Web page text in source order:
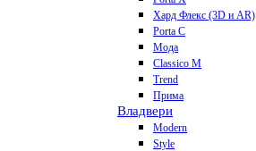
Хард Флекс (3D и AR)
Porta C
Мода
Classico M
Trend
Прима
Владвери
Modern
Style